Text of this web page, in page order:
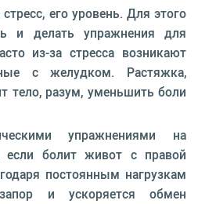
его уровень. Для этого
и делать упражнения для
из-за стресса возникают
с желудком. Растяжка,
тело, разум, уменьшить боли
упражнениями на
если болит живот с правой
постоянным нагрузкам
и ускоряется обмен